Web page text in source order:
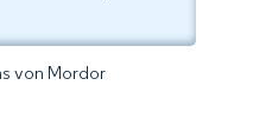
von Mordor